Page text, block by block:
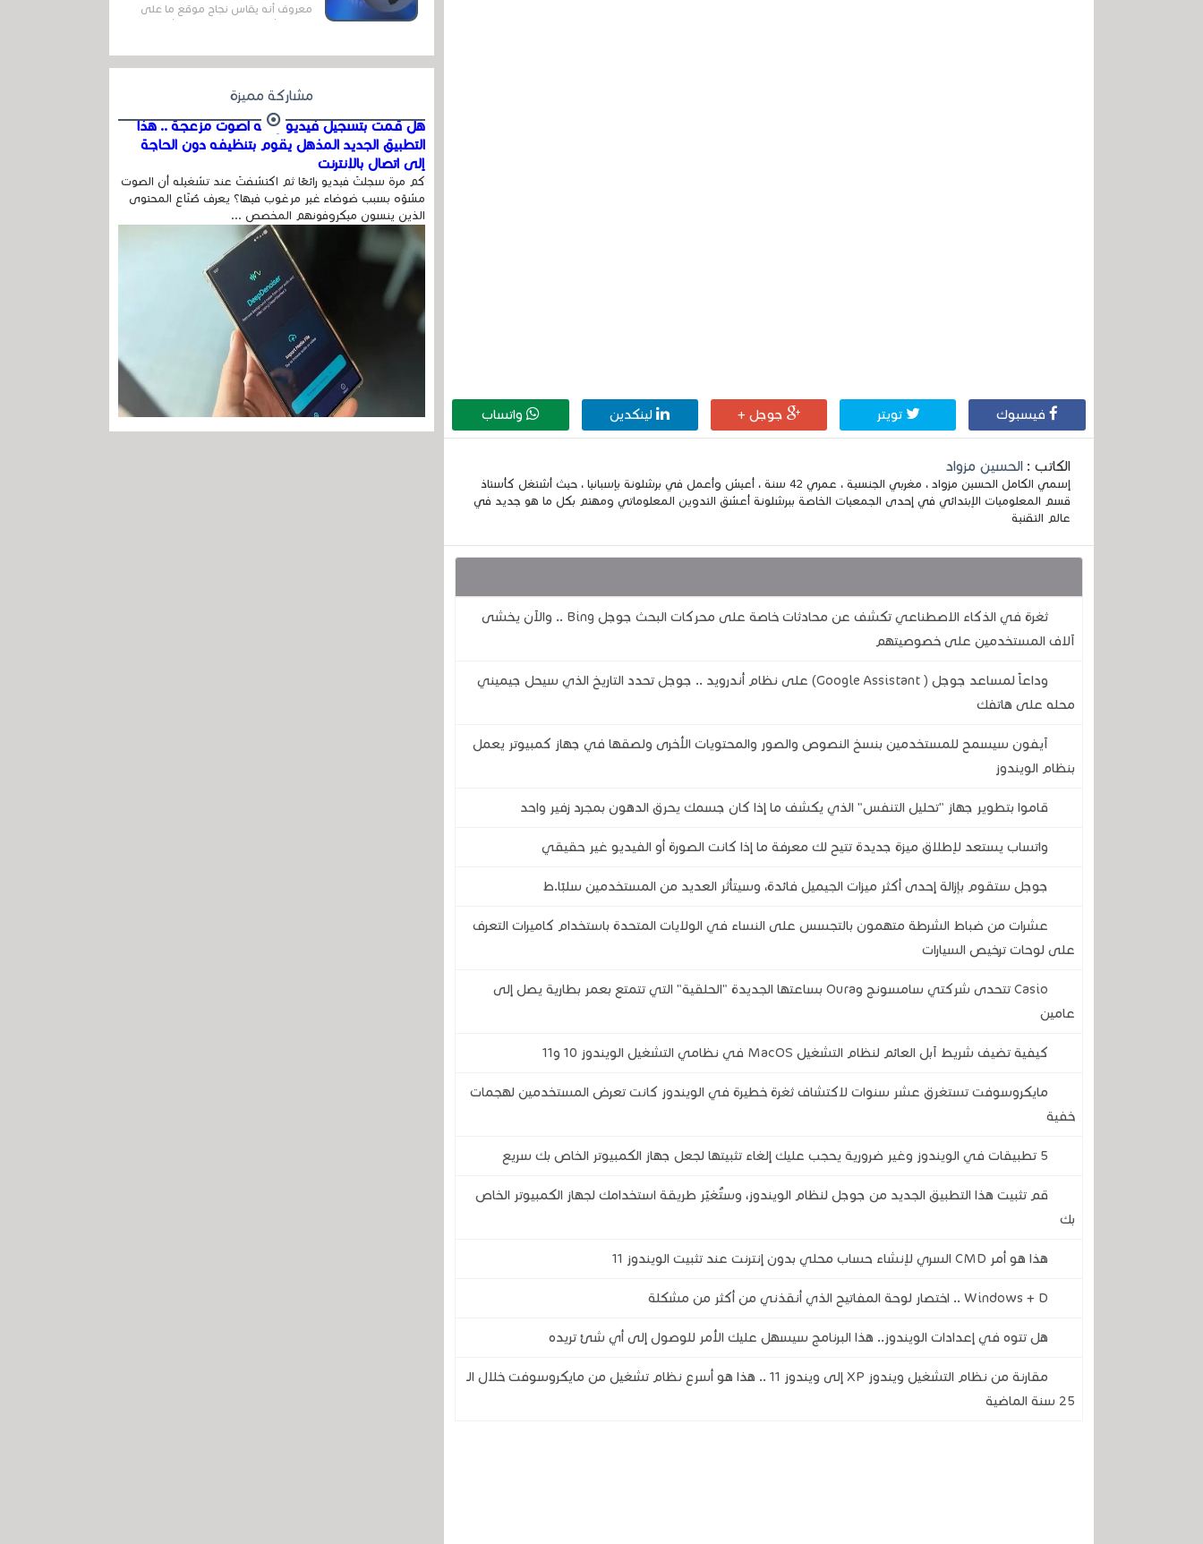
فيسبوك تويتر جوجل + لينكدين واتساب
الكاتب : الحسين مزواد
إسمي الكامل الحسين مزواد ، مغربي الجنسية ، عمري 42 سنة ، أعيش وأعمل في برشلونة بإسبانيا ، حيث أشتغل كأستاذ
قسم المعلوميات الإبتدائي في إحدى الجمعيات الخاصة ببرشلونة أعشق التدوين المعلوماتي ومهتم بكل ما هو جديد في
عالم التقنية
ثغرة في الذكاء الاصطناعي تكشف عن محادثات خاصة على محركات البحث جوجل Bing .. والآن يخشى
آلاف المستخدمين على خصوصيتهم
وداعاً لمساعد جوجل ( Google Assistant) على نظام أندرويد .. جوجل تحدد التاريخ الذي سيحل جيميني
محله على هاتفك
آيفون سيسمح للمستخدمين بنسخ النصوص والصور والمحتويات الأخرى ولصقها في جهاز كمبيوتر يعمل
بنظام الويندوز
قاموا بتطوير جهاز "تحليل التنفس" الذي يكشف ما إذا كان جسمك يحرق الدهون بمجرد زفير واحد
واتساب يستعد لإطلاق ميزة جديدة تتيح لك معرفة ما إذا كانت الصورة أو الفيديو غير حقيقي
جوجل ستقوم بإزالة إحدى أكثر ميزات الجيميل فائدة، وسيتأثر العديد من المستخدمين سلبًا.ط
عشرات من ضباط الشرطة متهمون بالتجسس على النساء في الولايات المتحدة باستخدام كاميرات التعرف
على لوحات ترخيص السيارات
Casio تتحدى شركتي سامسونج وOura بساعتها الجديدة "الحلقية" التي تتمتع بعمر بطارية يصل إلى
عامين
كيفية تضيف شريط آبل العائم لنظام التشغيل MacOS في نظامي التشغيل الويندوز 10 و11
مايكروسوفت تستغرق عشر سنوات لاكتشاف ثغرة خطيرة في الويندوز كانت تعرض المستخدمين لهجمات
خفية
5 تطبيقات في الويندوز وغير ضرورية يحجب عليك إلغاء تثبيتها لجعل جهاز الكمبيوتر الخاص بك سريع
قم تثبيت هذا التطبيق الجديد من جوجل لنظام الويندوز، وستُغيّر طريقة استخدامك لجهاز الكمبيوتر الخاص
بك
هذا هو أمر CMD السري لإنشاء حساب محلي بدون إنترنت عند تثبيت الويندوز 11
Windows + D .. اختصار لوحة المفاتيح الذي أنقذني من أكثر من مشكلة
هل تتوه في إعدادات الويندوز.. هذا البرنامج سيسهل عليك الأمر للوصول إلى أي شئ تريده
مقارنة من نظام التشغيل ويندوز XP إلى ويندوز 11 .. هذا هو أسرع نظام تشغيل من مايكروسوفت خلال الـ
25 سنة الماضية
معروف أنه يقاس نجاح موقع ما على
في...
مشاركة مميزة
هل قمت بتسجيل فيديو وفيه أصوت مزعجة .. هذا
التطبيق الجديد المذهل يقوم بتنظيفه دون الحاجة
إلى اتصال بالإنترنت
كم مرة سجلتَ فيديو رائعًا ثم اكتشفتَ عند تشغيله أن الصوت
مشوّه بسبب ضوضاء غير مرغوب فيها؟ يعرف صُنّاع المحتوى
الذين ينسون ميكروفونهم المخصص ...